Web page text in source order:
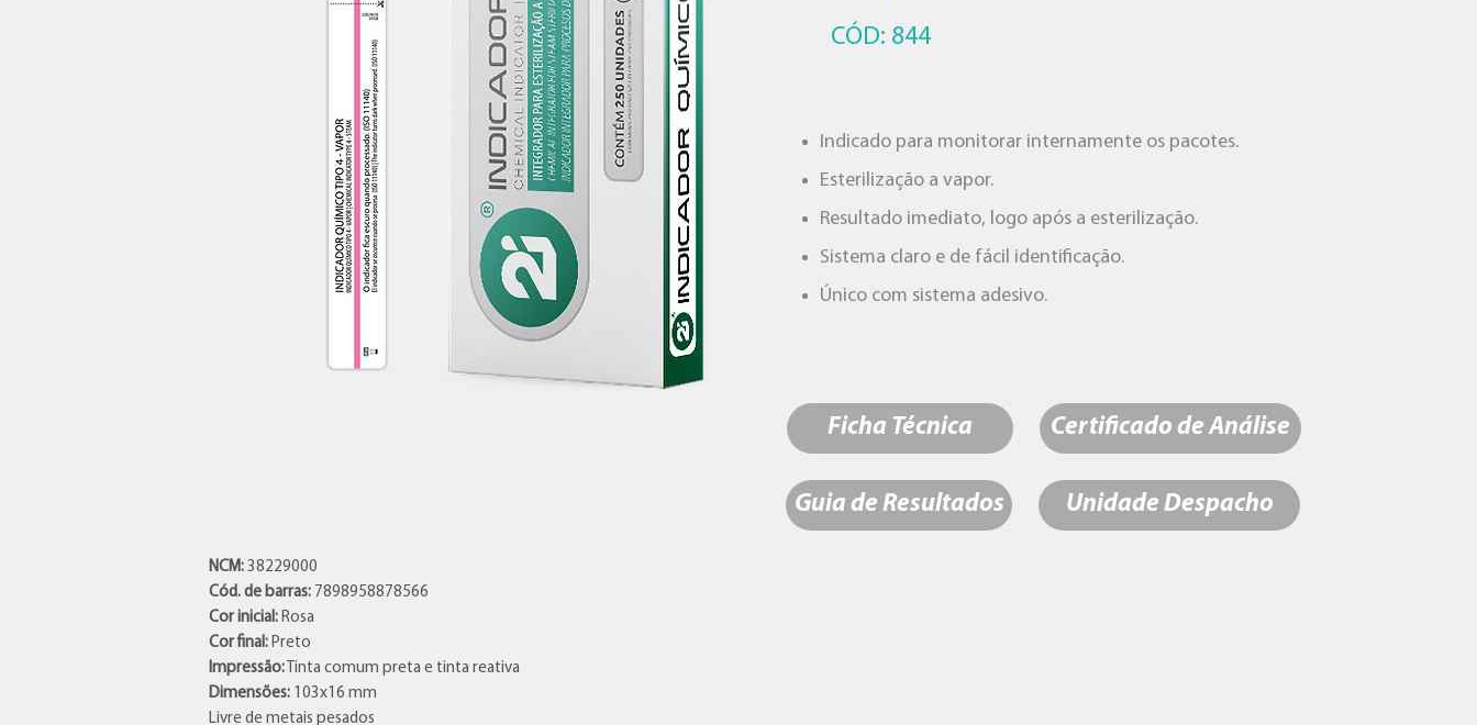
CÓD: 844
Indicado para monitorar internamente os pacotes.
Esterilização a vapor.
Resultado imediato, logo após a esterilização.
Sistema claro e de fácil identificação.
Único com sistema adesivo.
Ficha Técnica Certificado de Análise
Guia de Resultados
NCM: 38229000
Cód. de barras: 7898958878566
Cor inicial: Rosa
Cor final: Preto
Impressão: Tinta comum preta e tinta reativa
Dimensões: 103x16 mm
Livre de metais pesados
Unidade Despacho